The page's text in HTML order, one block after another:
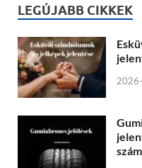
LEGÚJABB CIKKEK